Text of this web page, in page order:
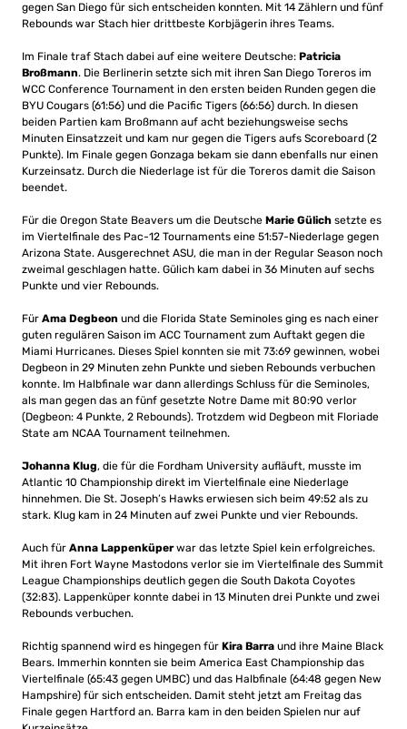
gegen San Diego für sich entscheiden konnten. Mit 14 Zählern und fünf
Rebounds war Stach hier drittbeste Korbjägerin ihres Teams.
Im Finale traf Stach dabei auf eine weitere Deutsche: Patricia
Broßmann. Die Berlinerin setzte sich mit ihren San Diego Toreros im
WCC Conference Tournament in den ersten beiden Runden gegen die
BYU Cougars (61:56) und die Pacific Tigers (66:56) durch. In diesen
beiden Partien kam Broßmann auf acht beziehungsweise sechs
Minuten Einsatzzeit und kam nur gegen die Tigers aufs Scoreboard (2
Punkte). Im Finale gegen Gonzaga bekam sie dann ebenfalls nur einen
Kurzeinsatz. Durch die Niederlage ist für die Toreros damit die Saison
beendet.
Für die Oregon State Beavers um die Deutsche Marie Gülich setzte es
im Viertelfinale des Pac-12 Tournaments eine 51:57-Niederlage gegen
Arizona State. Ausgerechnet ASU, die man in der Regular Season noch
zweimal geschlagen hatte. Gülich kam dabei in 36 Minuten auf sechs
Punkte und vier Rebounds.
Für Ama Degbeon und die Florida State Seminoles ging es nach einer
guten regulären Saison im ACC Tournament zum Auftakt gegen die
Miami Hurricanes. Dieses Spiel konnten sie mit 73:69 gewinnen, wobei
Degbeon in 29 Minuten zehn Punkte und sieben Rebounds verbuchen
konnte. Im Halbfinale war dann allerdings Schluss für die Seminoles,
als man gegen das an fünf gesetzte Notre Dame mit 80:90 verlor
(Degbeon: 4 Punkte, 2 Rebounds). Trotzdem wid Degbeon mit Floriade
State am NCAA Tournament teilnehmen.
Johanna Klug, die für die Fordham University aufläuft, musste im
Atlantic 10 Championship direkt im Viertelfinale eine Niederlage
hinnehmen. Die St. Joseph’s Hawks erwiesen sich beim 49:52 als zu
stark. Klug kam in 24 Minuten auf zwei Punkte und vier Rebounds.
Auch für Anna Lappenküperwar das letzte Spiel kein erfolgreiches.
Mit ihren Fort Wayne Mastodons verlor sie im Viertelfinale des Summit
League Championships deutlich gegen die South Dakota Coyotes
(32:83). Lappenküper konnte dabei in 13 Minuten drei Punkte und zwei
Rebounds verbuchen.
Richtig spannend wird es hingegen für Kira Barra und ihre Maine Black
Bears. Immerhin konnten sie beim America East Championship das
Viertelfinale (65:43 gegen UMBC) und das Halbfinale (64:48 gegen New
Hampshire) für sich entscheiden. Damit steht jetzt am Freitag das
Finale gegen Hartford an. Barra kam in den beiden Spielen nur auf